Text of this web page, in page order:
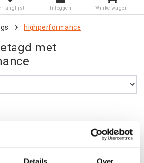
Details Over
Inloggen Winkelwagen
highperformance
met